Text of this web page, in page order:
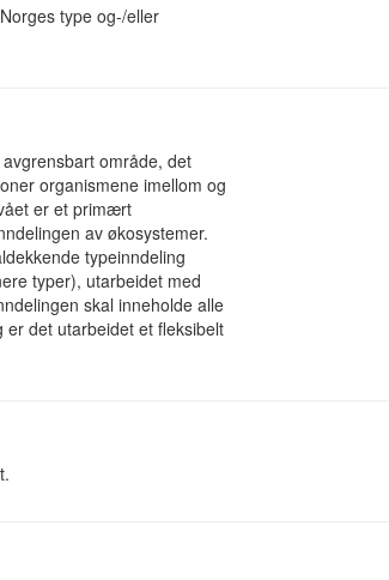
type og-/eller
område, det
organismene imellom og
er et primært
av økosystemer.
typeinndeling
typer), utarbeidet med
skal inneholde alle
det utarbeidet et fleksibelt